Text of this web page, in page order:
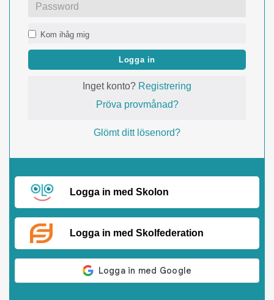
Kom ihåg mig
Logga in
Inget konto? Registrering
Pröva provmånad?
Glömt ditt lösenord?
Logga in med Skolon
Logga in med Skolfederation